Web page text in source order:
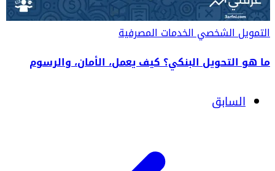
التمويل الشخصيالخدمات المصرفية
ما هو التحويل البنكي؟ كيف يعمل، الأمان، والرسوم
السابق